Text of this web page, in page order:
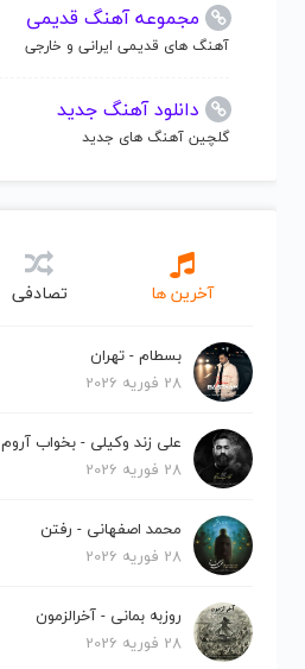
مجموعه آهنگ قدیمی
آهنگ های قدیمی ایرانی و خارجی
دانلود آهنگ جدید
گلچین آهنگ های جدید
آخرین ها تصادفی
بسطام - تهران
28 فوریه 2026
علی زند وکیلی - بخواب آروم
28 فوریه 2026
محمد اصفهانی - رفتن
28 فوریه 2026
روزبه بمانی - آخرالزمون
28 فوریه 2026